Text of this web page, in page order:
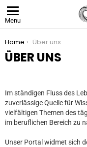
Menu
You are here:
Home Über uns
ÜBER UNS
Im ständigen Fluss des
zuverlässige Quelle für
vielfältigen Themen des
im beruflichen Bereich zu
Unser Portal widmet sich